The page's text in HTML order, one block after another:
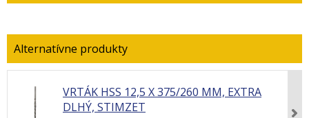
VRTÁK HSS 12,5 X 375/260 MM, EXTRA
DLHÝ, STIMZET